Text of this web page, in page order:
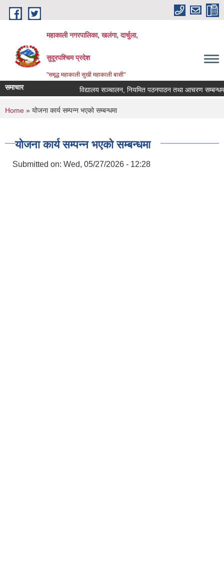
Skip to main content
महाकाली नगरपालिका, खलंगा, दार्चुला,
सुदूरपश्चिम प्रदेश
"समृद्ध महाकाली सुखी महाकाली बासी"
समाचार विद्यालय सञ्चालन, नियमित पठनपाठन तथा आचरण सम्बन्धमा
You are here
Home » योजना कार्य सम्पन्न भएको सम्बन्धमा
योजना कार्य सम्पन्न भएको सम्बन्धमा
Submitted on: Wed, 05/27/2026 - 12:28